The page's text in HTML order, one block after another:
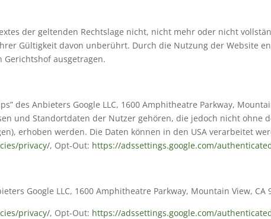
der geltenden Rechtslage nicht, nicht mehr oder nicht
Gültigkeit davon unberührt. Durch die Nutzung der Website
ausgetragen.
des Anbieters Google LLC, 1600 Amphitheatre Parkway,
und Standortdaten der Nutzer gehören, die jedoch nicht ohne
erhoben werden. Die Daten können in den USA verarbeitet
privacy/, Opt-Out: https://adssettings.google.com/
Google LLC, 1600 Amphitheatre Parkway, Mountain View, CA
privacy/, Opt-Out: https://adssettings.google.com/